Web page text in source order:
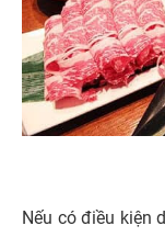
Nếu có điều kiện